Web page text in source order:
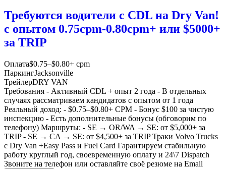
Требуются водители с CDL на Dry Van!
c опытом 0.75cpm-0.80cpm+ или $5000+
за TRIP
Оплата$0.75–$0.80+ cpm
ПаркингJacksonville
ТрейлерDRY VAN
Требования - Активный СDL + опыт 2 года - В отдельных
случаях рассматриваем кандидатов с опытом от 1 года
Реальный доход: - $0.75–$0.80+ CPM - Бонус $100 за чистую
инспекцию - Есть дополнительные бонусы (обговорим по
телефону) Маршруты: - SE → OR/WA → SE: от $5,000+ за
TRIP - SE → CA → SE: от $4,500+ за TRIP Траки Volvo Trucks
с Dry Van +Easy Pass и Fuel Card Гарантируем стабильную
работу круглый год, своевременную оплату и 24\7 Dispatch
Звоните на телефон или оставляйте своё резюме на Email